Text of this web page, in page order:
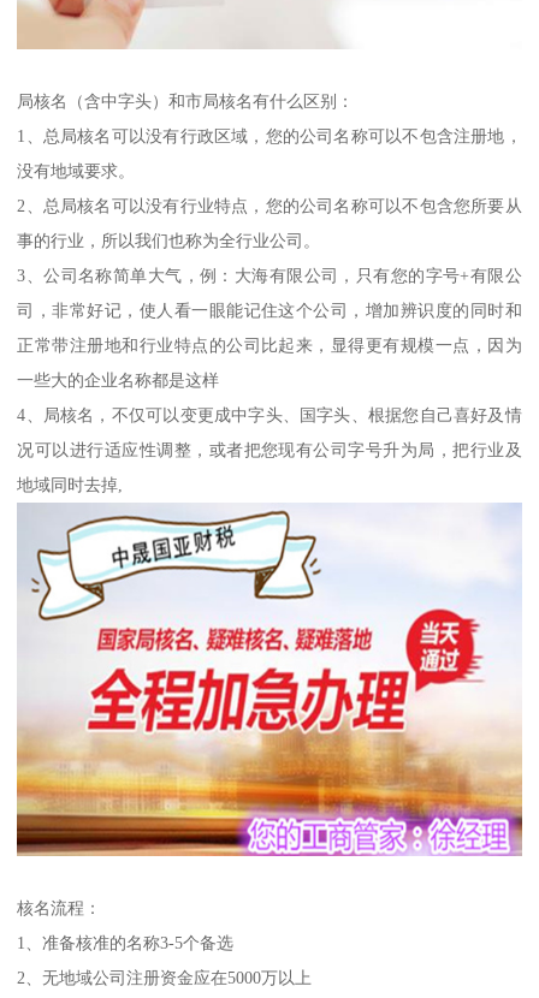
局核名（含中字头）和市局核名有什么区别：
1、总局核名可以没有行政区域，您的公司名称可以不包含注册地，
没有地域要求。
2、总局核名可以没有行业特点，您的公司名称可以不包含您所要从
事的行业，所以我们也称为全行业公司。
3、公司名称简单大气，例：大海有限公司，只有您的字号+有限公
司，非常好记，使人看一眼能记住这个公司，增加辨识度的同时和
正常带注册地和行业特点的公司比起来，显得更有规模一点，因为
一些大的企业名称都是这样
4、局核名，不仅可以变更成中字头、国字头、根据您自己喜好及情
况可以进行适应性调整，或者把您现有公司字号升为局，把行业及
地域同时去掉,
核名流程：
1、准备核准的名称3-5个备选
2、无地域公司注册资金应在5000万以上